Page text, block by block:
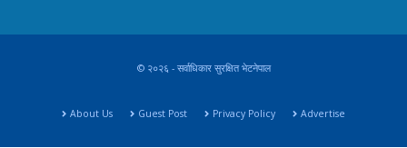
© २०२६ - सर्वाधिकार सुरक्षित भेटनेपाल
About Us Guest Post Privacy Policy Advertise